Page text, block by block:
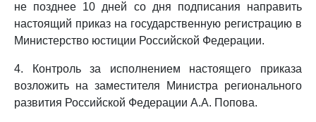
не позднее 10 дней со дня подписания направить
настоящий приказ на государственную регистрацию в
Министерство юстиции Российской Федерации.
4. Контроль за исполнением настоящего приказа
возложить на заместителя Министра регионального
развития Российской Федерации А.А. Попова.